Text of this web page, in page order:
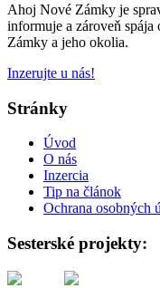
Ahoj Nové Zámky je
informuje a zároveň
Zámky a jeho okolia.
Inzerujte u nás!
Stránky
Úvod
O nás
Inzercia
Tip na článok
Ochrana osobných
Sesterské projekty: